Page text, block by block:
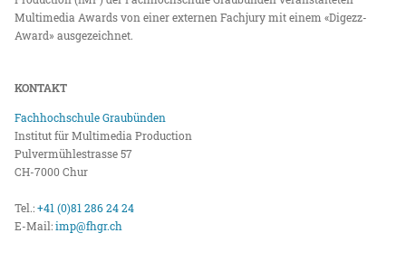
Multimedia Awards von einer externen Fachjury mit einem «Digezz-
Award» ausgezeichnet.
KONTAKT
Fachhochschule Graubünden
Institut für Multimedia Production
Pulvermühlestrasse 57
CH-7000 Chur
Tel.:+41 (0)81 286 24 24
E-Mail:imp@fhgr.ch